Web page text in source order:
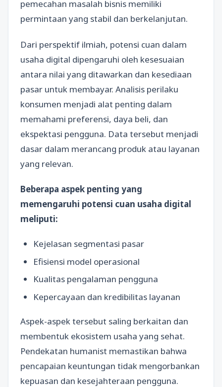
pemecahan masalah bisnis memiliki
permintaan yang stabil dan berkelanjutan.
Dari perspektif ilmiah, potensi cuan dalam
usaha digital dipengaruhi oleh kesesuaian
antara nilai yang ditawarkan dan kesediaan
pasar untuk membayar. Analisis perilaku
konsumen menjadi alat penting dalam
memahami preferensi, daya beli, dan
ekspektasi pengguna. Data tersebut menjadi
dasar dalam merancang produk atau layanan
yang relevan.
Beberapa aspek penting yang
memengaruhi potensi cuan usaha digital
meliputi:
Kejelasan segmentasi pasar
Efisiensi model operasional
Kualitas pengalaman pengguna
Kepercayaan dan kredibilitas layanan
Aspek-aspek tersebut saling berkaitan dan
membentuk ekosistem usaha yang sehat.
Pendekatan humanist memastikan bahwa
pencapaian keuntungan tidak mengorbankan
kepuasan dan kesejahteraan pengguna.